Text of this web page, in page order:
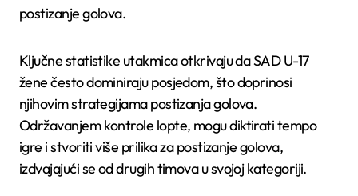
postizanje golova.
Ključne statistike utakmica otkrivaju da SAD U-17
žene često dominiraju posjedom, što doprinosi
njihovim strategijama postizanja golova.
Održavanjem kontrole lopte, mogu diktirati tempo
igre i stvoriti više prilika za postizanje golova,
izdvajajući se od drugih timova u svojoj kategoriji.